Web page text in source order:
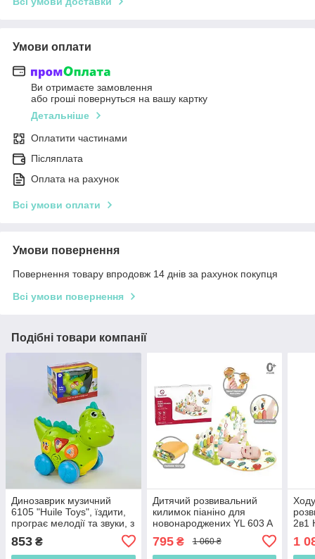
Умови оплати
Ви отримаєте замовлення
або гроші повернуться на вашу картку
Детальніше
Оплатити частинами
Післяплата
Оплата на рахунок
Всі умови оплати
Умови повернення
Повернення товару впродовж 14 днів за рахунок покупця
Всі умови повернення
Подібні товари компанії
Динозаврик музичний
6105 "Huile Toys", їздити,
програє мелодії та звуки, з
853 ₴
Дитячий розвивальний
килимок піаніно для
новонароджених YL 603 A
звуками, мелодіями
795₴ 1 060 ₴
2в1
1